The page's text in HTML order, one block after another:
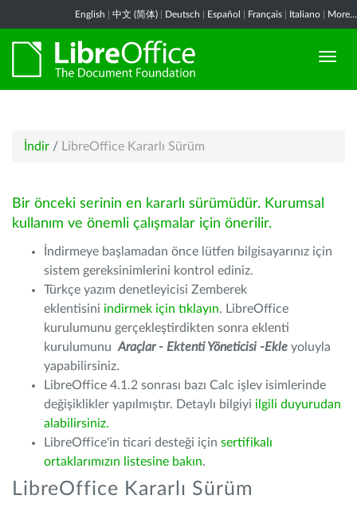
English 中文 (简体) Deutsch Español Français Italiano More...
İndir / LibreOffice Kararlı Sürüm
Bir önceki serinin en kararlı sürümüdür. Kurumsal
kullanım ve önemli çalışmalar için önerilir.
İndirmeye başlamadan önce lütfen bilgisayarınız için
sistem gereksinimlerini kontrol ediniz.
Türkçe yazım denetleyicisi Zemberek
eklentisini indirmek için tıklayın. LibreOffice
kurulumunu gerçekleştirdikten sonra eklenti
kurulumunu Araçlar - Ektenti Yöneticisi -Ekle yoluyla
yapabilirsiniz.
LibreOffice 4.1.2 sonrası bazı Calc işlev isimlerinde
değişiklikler yapılmıştır. Detaylı bilgiyi ilgili duyurudan
alabilirsiniz.
LibreOffice'in ticari desteği için sertifikalı
ortaklarımızın listesine bakın.
LibreOffice Kararlı Sürüm